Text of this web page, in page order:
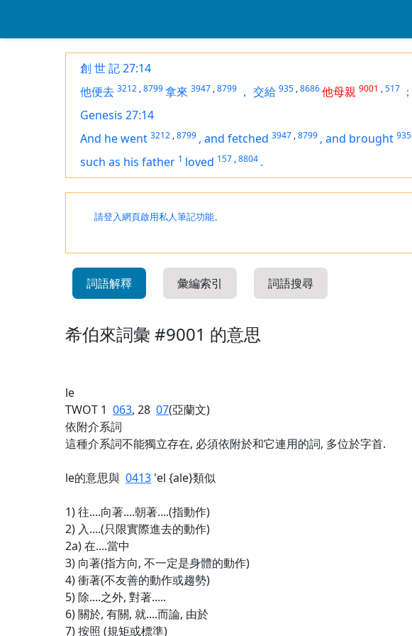
創 世 記 27:14
他便去 3212 ,8799拿來 3947 ,8799 ， 交給 935 ,8686他母親 9001 ,517 ；
Genesis 27:14
And he went 3212 ,8799 , and fetched 3947 ,8799 , and brought 935
such as his father 1 loved 157 ,8804 .
請登入網頁啟用私人筆記功能。
詞語解釋 彙編索引 詞語搜尋
希伯來詞彙 #9001 的意思
le
TWOT 1 063, 28 07(亞蘭文)
依附介系詞
這種介系詞不能獨立存在, 必須依附於和它連用的詞, 多位於字首.
le的意思與 0413 'el {ale}類似
1) 往....向著....朝著....(指動作)
2) 入....(只限實際進去的動作)
2a) 在....當中
3) 向著(指方向, 不一定是身體的動作)
4) 衝著(不友善的動作或趨勢)
5) 除....之外, 對著.....
6) 關於, 有關, 就....而論, 由於
7) 按照 (規矩或標準)